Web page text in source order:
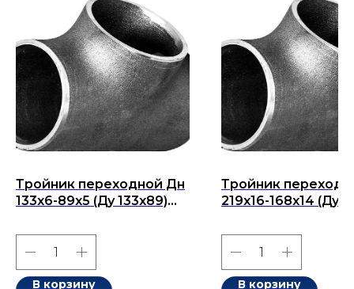
Тройник переходной Дн
133x6-89x5 (Ду 133x89)
2001
В корзину
Тройник
219х16-168х14 (Ду
ГОСТ 17376-2001
В корзину